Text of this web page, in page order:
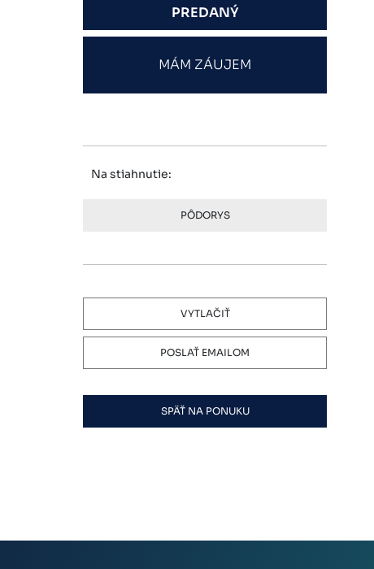
PREDANÝ
MÁM ZÁUJEM
Na stiahnutie:
PÔDORYS
VYTLAČIŤ
POSLAŤ EMAILOM
SPÄŤ NA PONUKU